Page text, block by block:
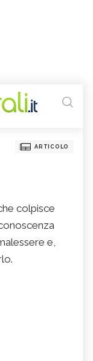
ARTICOLO
colpisce
e,